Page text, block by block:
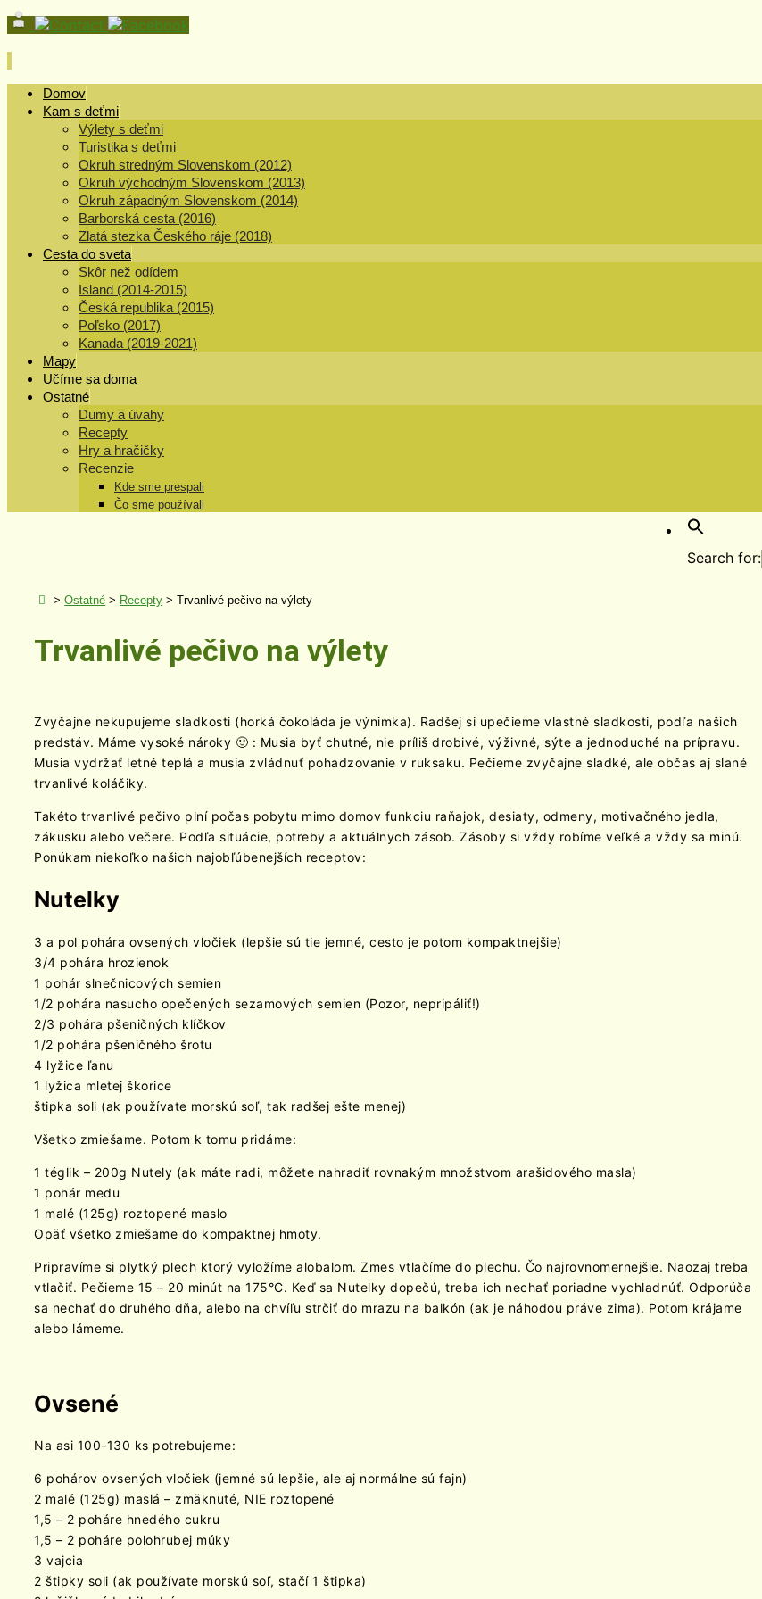
Skip
Domov
Kam s deťmi
Výlety s deťmi
Turistika s deťmi
Okruh stredným Slovenskom (2012)
Okruh východným Slovenskom (2013)
Okruh západným Slovenskom (2014)
Barborská cesta (2016)
Zlatá stezka Českého ráje (2018)
Cesta do sveta
Skôr než odídem
Island (2014-2015)
Česká republika (2015)
Poľsko (2017)
Kanada (2019-2021)
Mapy
Učíme sa doma
Ostatné
Dumy a úvahy
Recepty
Hry a hračičky
Recenzie
Kde sme prespali
Čo sme používali
Search for:
>Ostatné > Recepty >Trvanlivé pečivo na výlety
Trvanlivé pečivo na výlety
Zvyčajne nekupujeme sladkosti (horká čokoláda je výnimka). Radšej si upečieme vlastné sladkosti, podľa našich
predstáv. Máme vysoké nároky 🙂 : Musia byť chutné, nie príliš drobivé, výživné, sýte a jednoduché na prípravu.
Musia vydržať letné teplá a musia zvládnuť pohadzovanie v ruksaku. Pečieme zvyčajne sladké, ale občas aj slané
trvanlivé koláčiky.
Takéto trvanlivé pečivo plní počas pobytu mimo domov funkciu raňajok, desiaty, odmeny, motivačného jedla,
zákusku alebo večere. Podľa situácie, potreby a aktuálnych zásob. Zásoby si vždy robíme veľké a vždy sa minú.
Ponúkam niekoľko našich najobľúbenejších receptov:
Nutelky
3 a pol pohára ovsených vločiek (lepšie sú tie jemné, cesto je potom kompaktnejšie)
3/4 pohára hrozienok
1 pohár slnečnicových semien
1/2 pohára nasucho opečených sezamových semien (Pozor, nepripáliť!)
2/3 pohára pšeničných klíčkov
1/2 pohára pšeničného šrotu
4 lyžice ľanu
1 lyžica mletej škorice
štipka soli (ak používate morskú soľ, tak radšej ešte menej)
Všetko zmiešame. Potom k tomu pridáme:
1 téglik – 200g Nutely (ak máte radi, môžete nahradiť rovnakým množstvom arašidového masla)
1 pohár medu
1 malé (125g) roztopené maslo
Opäť všetko zmiešame do kompaktnej hmoty.
Pripravíme si plytký plech ktorý vyložíme alobalom. Zmes vtlačíme do plechu. Čo najrovnomernejšie. Naozaj treba
vtlačiť. Pečieme 15 – 20 minút na 175°C. Keď sa Nutelky dopečú, treba ich nechať poriadne vychladnúť. Odporúča
sa nechať do druhého dňa, alebo na chvíľu strčiť do mrazu na balkón (ak je náhodou práve zima). Potom krájame
alebo lámeme.
Ovsené
Na asi 100-130 ks potrebujeme:
6 pohárov ovsených vločiek (jemné sú lepšie, ale aj normálne sú fajn)
2 malé (125g) maslá – zmäknuté, NIE roztopené
1,5 – 2 poháre hnedého cukru
1,5 – 2 poháre polohrubej múky
3 vajcia
2 štipky soli (ak používate morskú soľ, stačí 1 štipka)